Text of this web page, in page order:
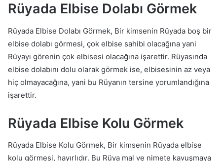
Rüyada Elbise Dolabı Görmek
Rüyada Elbise Dolabı Görmek, Bir kimsenin Rüyada boş bir
elbise dolabı görmesi, çok elbise sahibi olacağına yani
Rüyayı görenin çok elbisesi olacağına işarettir. Rüyasında
elbise dolabını dolu olarak görmek ise, elbisesinin az veya
hiç olmayacağına, yani bu Rüyanın tersine yorumlandığına
işarettir.
Rüyada Elbise Kolu Görmek
Rüyada Elbise Kolu Görmek, Bir kimsenin Rüyada elbise
kolu görmesi, hayırlıdır. Bu Rüya mal ve nimete kavuşmaya